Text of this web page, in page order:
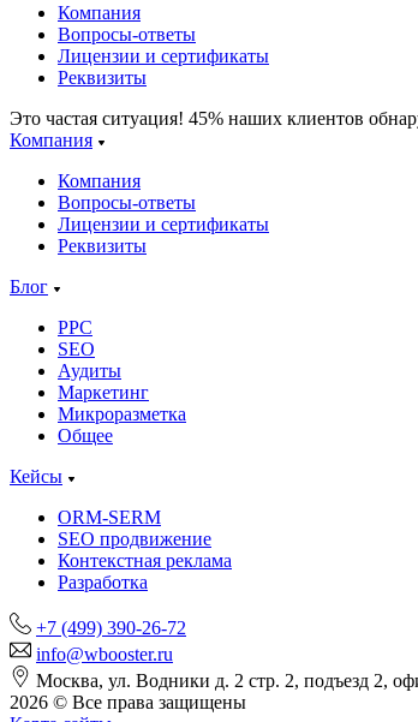
Компания
Вопросы-ответы
Лицензии и сертификаты
Реквизиты
Это частая ситуация! 45% наших клиентов
Компания
Компания
Вопросы-ответы
Лицензии и сертификаты
Реквизиты
Блог
PPC
SEO
Аудиты
Маркетинг
Микроразметка
Общее
Кейсы
ORM-SERM
SEO продвижение
Контекстная реклама
Разработка
+7 (499) 390-26-72
info@wbooster.ru
Москва, ул. Водники д. 2 стр. 2, подъезд 2,
2026 © Все права защищены